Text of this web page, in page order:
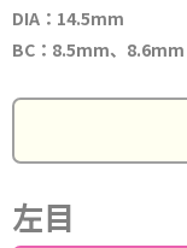
DIA：14.5mm
BC：8.5mm、8.6mm
左目